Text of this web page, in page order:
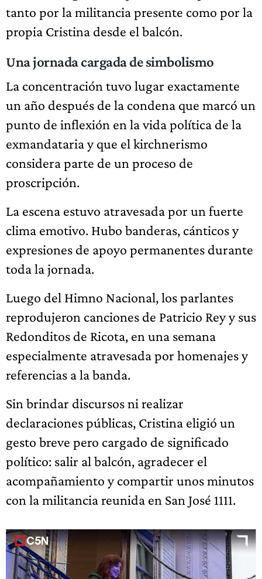
tanto por la militancia presente como por la
propia Cristina desde el balcón.
Una jornada cargada de simbolismo
La concentración tuvo lugar exactamente
un año después de la condena que marcó un
punto de inflexión en la vida política de la
exmandataria y que el kirchnerismo
considera parte de un proceso de
proscripción.
La escena estuvo atravesada por un fuerte
clima emotivo. Hubo banderas, cánticos y
expresiones de apoyo permanentes durante
toda la jornada.
Luego del Himno Nacional, los parlantes
reprodujeron canciones de Patricio Rey y sus
Redonditos de Ricota, en una semana
especialmente atravesada por homenajes y
referencias a la banda.
Sin brindar discursos ni realizar
declaraciones públicas, Cristina eligió un
gesto breve pero cargado de significado
político: salir al balcón, agradecer el
acompañamiento y compartir unos minutos
con la militancia reunida en San José 1111.